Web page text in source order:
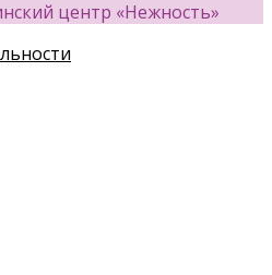
центр «Нежность»